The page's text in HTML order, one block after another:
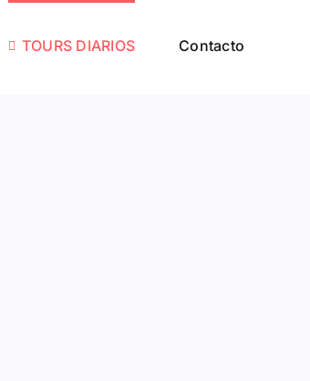
TOURS DIARIOS Contacto